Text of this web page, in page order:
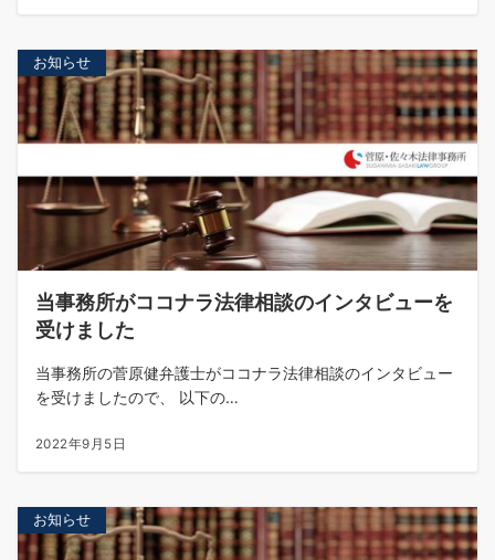
お知らせ
当事務所がココナラ法律相談のインタビューを
受けました
当事務所の菅原健弁護士がココナラ法律相談のインタビュー
を受けましたので、 以下の…
2022年9月5日
お知らせ